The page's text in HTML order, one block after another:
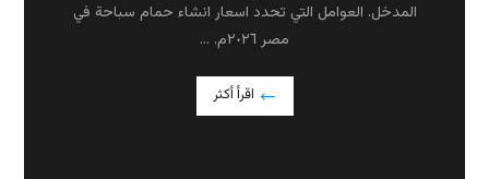
المدخل. العوامل التي تحدد اسعار انشاء حمام سباحة في
مصر ٢٠٢٦م. ...
اقرأ أكثر